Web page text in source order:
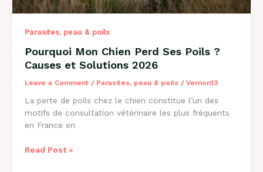
Parasites, peau & poils
Pourquoi Mon Chien Perd Ses Poils ?
Causes et Solutions 2026
Leave a Comment / Parasites, peau & poils / Vernon13
La perte de poils chez le chien constitue l’un des
motifs de consultation vétérinaire les plus fréquents
en France en
Pourquoi
Read Post »